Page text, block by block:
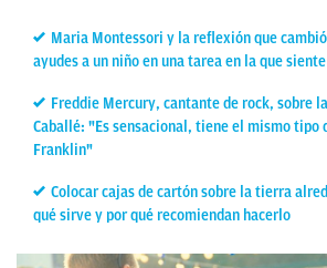
Maria Montessori y la reflexión que
ayudes a un niño en una tarea en la que
Freddie Mercury, cantante de rock, sobre
Caballé: "Es sensacional, tiene el mismo tipo
Franklin"
Colocar cajas de cartón sobre la tierra
qué sirve y por qué recomiendan hacerlo